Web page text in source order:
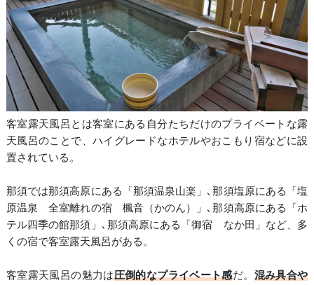
客室露天風呂とは客室にある自分たちだけのプライベートな露
天風呂のことで、ハイグレードなホテルやおこもり宿などに設
置されている。
那須では那須高原にある「那須温泉山楽」､那須塩原にある「塩
原温泉 全室離れの宿 楓音（かのん）」､那須高原にある「ホ
テル四季の館那須」､那須高原にある「御宿 なか田」など、多
くの宿で客室露天風呂がある。
客室露天風呂の魅力は圧倒的なプライベート感だ。 混み具合や